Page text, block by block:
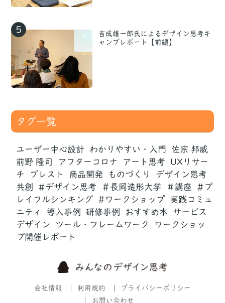
5
吉成雄一郎氏によるデザイン思考キ
ャンプレポート【前編】
タグ一覧
ユーザー中心設計 わかりやすい・入門
佐宗 邦威
前野 隆司
アフターコロナ アート思考
UXリサー
チ
ブレスト 商品開発 ものづくり
デザイン思考
共創
#デザイン思考 ＃長岡造形大学 ＃講座
#プ
レイフルシンキング
#ワークショップ
実践コミュ
ニティ
導入事例 研修事例 おすすめ本
サービス
デザイン
ツール・フレームワーク
ワークショッ
プ開催レポート
会社情報 利用規約
プライバシーポリシー
お問い合わせ